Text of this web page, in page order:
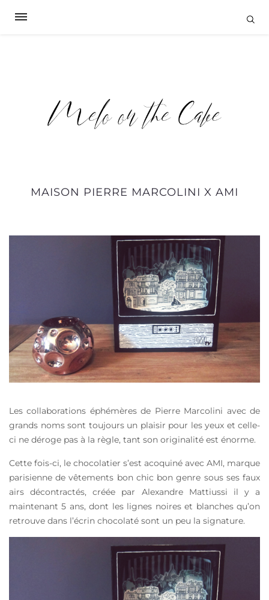
MAISON PIERRE MARCOLINI X AMI
Les collaborations éphémères de Pierre Marcolini avec de
grands noms sont toujours un plaisir pour les yeux et celle-
ci ne déroge pas à la règle, tant son originalité est énorme.
Cette fois-ci, le chocolatier s’est acoquiné avec AMI, marque
parisienne de vêtements bon chic bon genre sous ses faux
airs décontractés, créée par Alexandre Mattiussi il y a
maintenant 5 ans, dont les lignes noires et blanches qu’on
retrouve dans l’écrin chocolaté sont un peu la signature.